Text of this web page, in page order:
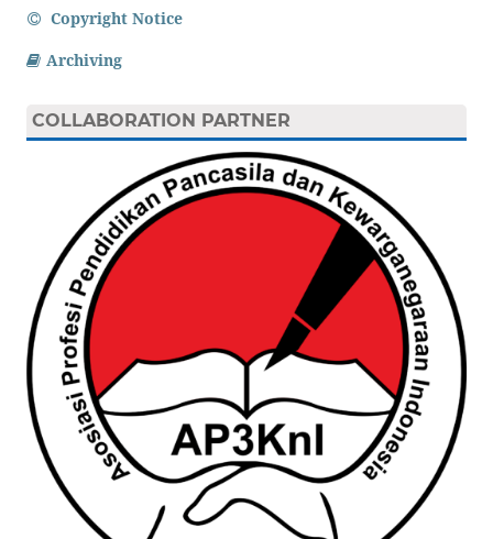
Copyright Notice
Archiving
COLLABORATION PARTNER